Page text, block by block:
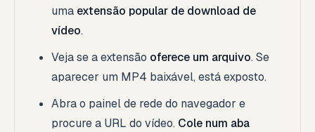
uma extensão popular de download de
vídeo.
Veja se a extensão oferece um arquivo. Se
aparecer um MP4 baixável, está exposto.
Abra o painel de rede do navegador e
procure a URL do vídeo. Cole num aba